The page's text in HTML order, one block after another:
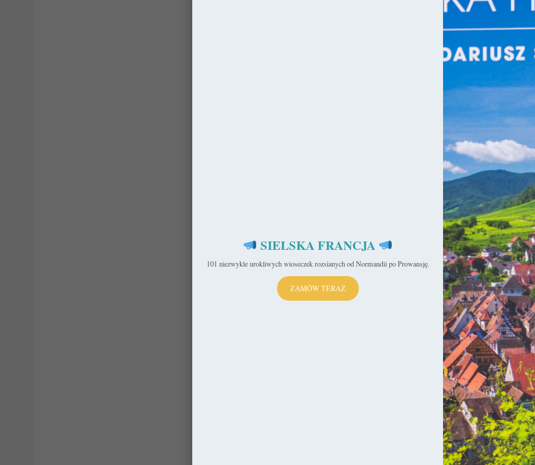
SIELSKA FRANCJA
101 niezwykle urokliwych wioseczek rozsianych od Normandii po Prowansję.
ZAMÓW TERAZ